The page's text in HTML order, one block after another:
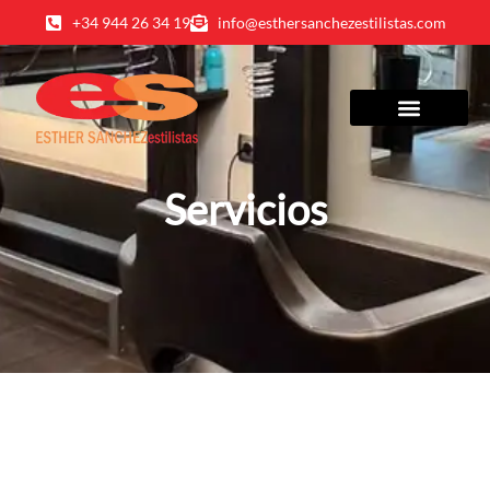
+34 944 26 34 19 info@esthersanchezestilistas.com
Servicios